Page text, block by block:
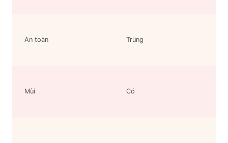
An toàn Trung
Mùi Có